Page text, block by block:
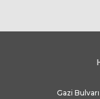
Gazi